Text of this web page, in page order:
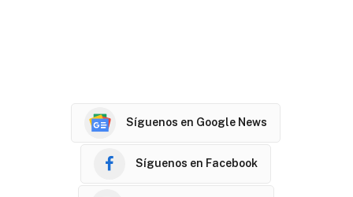
Síguenos en Google News
Síguenos en Facebook